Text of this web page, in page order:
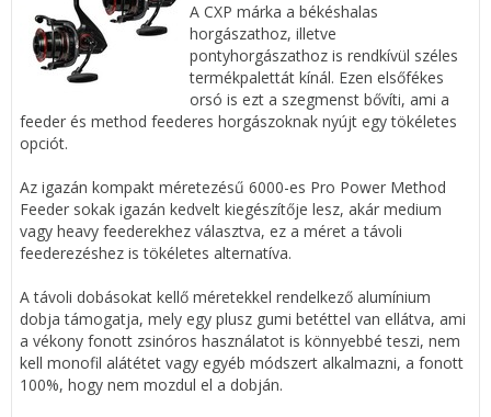
A CXP márka a békéshalas
horgászathoz, illetve
pontyhorgászathoz is rendkívül széles
termékpalettát kínál. Ezen elsőfékes
orsó is ezt a szegmenst bővíti, ami a
feeder és method feederes horgászoknak nyújt egy tökéletes
opciót.
Az igazán kompakt méretezésű 6000-es Pro Power Method
Feeder sokak igazán kedvelt kiegészítője lesz, akár medium
vagy heavy feederekhez választva, ez a méret a távoli
feederezéshez is tökéletes alternatíva.
A távoli dobásokat kellő méretekkel rendelkező alumínium
dobja támogatja, mely egy plusz gumi betéttel van ellátva, ami
a vékony fonott zsinóros használatot is könnyebbé teszi, nem
kell monofil alátétet vagy egyéb módszert alkalmazni, a fonott
100%, hogy nem mozdul el a dobján.